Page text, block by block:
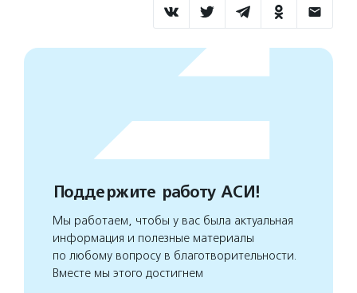
Поддержите работу АСИ!
Мы работаем, чтобы у вас была актуальная
информация и полезные материалы
по любому вопросу в благотворительности.
Вместе мы этого достигнем